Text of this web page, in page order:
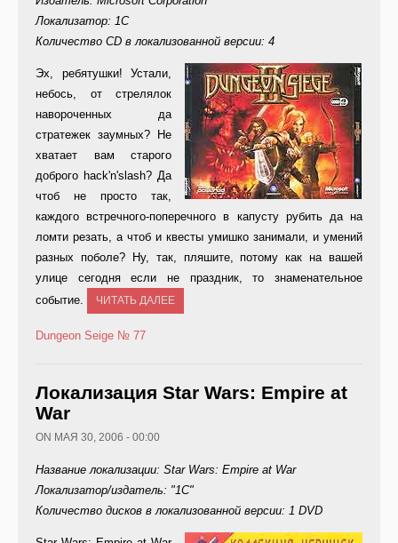
Локализатор: 1C
Количество CD в локализованной версии: 4
Эх, ребятушки! Устали,
небось, от стрелялок
навороченных да
стратежек заумных? Не
хватает вам старого
доброго hack'n'slash? Да
чтоб не просто так,
каждого встречного-поперечного в капусту рубить да на
ломти резать, а чтоб и квесты умишко занимали, и умений
разных поболе? Ну, так, пляшите, потому как на вашей
улице сегодня если не праздник, то знаменательное
событие.
ЧИТАТЬ ДАЛЕЕ
Dungeon Seige № 77
Локализация Star Wars: Empire at
War
ON МАЯ 30, 2006 - 00:00
Название локализации: Star Wars: Empire at War
Локализатор/издатель: "1С"
Количество дисков в локализованной версии: 1 DVD